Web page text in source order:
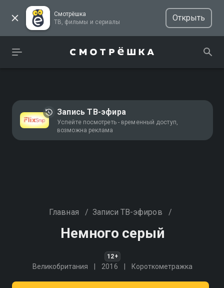
Смотрёшка
ТВ, фильмы и сериалы
Открыть
Запись ТВ-эфира
Успейте посмотреть - временный доступ,
возможна реклама
Главная / Записи ТВ-эфиров /
Немного серый
12+
Великобритания 2016 Короткометражка